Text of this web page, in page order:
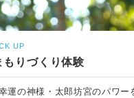
UP
もりづくり体験
運の神様・太郎坊宮のパワー